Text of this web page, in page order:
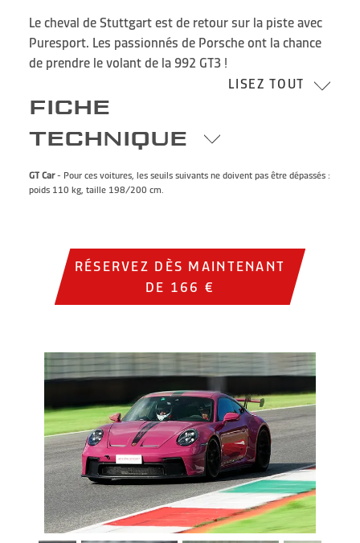
Le cheval de Stuttgart est de retour sur la piste avec
Puresport. Les passionnés de Porsche ont la chance
de prendre le volant de la 992 GT3 !
LISEZ TOUT
FICHE
TECHNIQUE
GT Car- Pour ces voitures, les seuils suivants ne doivent pas être dépassés :
poids 110 kg, taille 198/200 cm.
RÉSERVEZ DÈS MAINTENANT
DE 166 €